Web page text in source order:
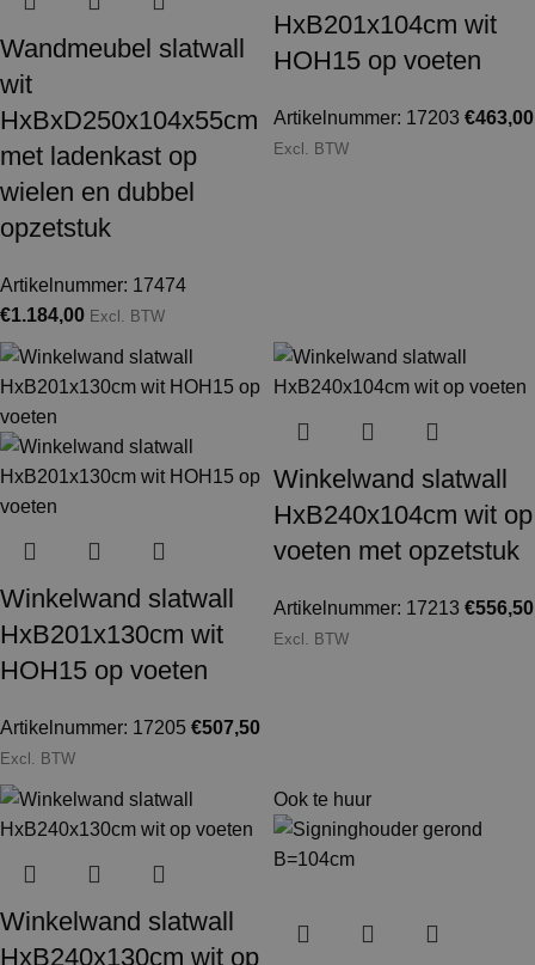
Wandmeubel slatwall
wit
HxBxD250x104x55cm
met ladenkast op
wielen en dubbel
opzetstuk
Artikelnummer: 17474
€1.184,00 Excl. BTW
HxB201x104cm wit
HOH15 op voeten
Artikelnummer: 17203 €463,00
Excl. BTW
Winkelwand slatwall
HxB201x130cm wit
HOH15 op voeten
Artikelnummer: 17205 €507,50
Excl. BTW
Winkelwand slatwall
HxB240x104cm wit op
voeten met opzetstuk
Artikelnummer: 17213 €556,50
Excl. BTW
Winkelwand slatwall
HxB240x130cm wit op
Ook te huur